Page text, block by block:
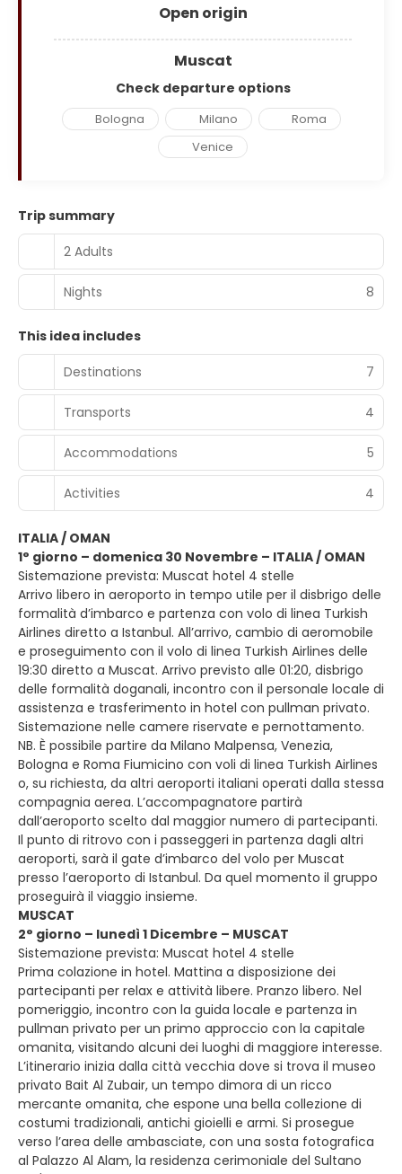
Open origin
Muscat
Check departure options
Bologna Milano
Roma
Venice
Trip summary
2 Adults
Nights 8
This idea includes
Destinations
7
Transports 4
Accommodations 5
Activities 4
ITALIA / OMAN
1° giorno – domenica 30 Novembre – ITALIA / OMAN
Sistemazione prevista: Muscat hotel 4 stelle
Arrivo libero in aeroporto in tempo utile per il disbrigo delle
formalità d’imbarco e partenza con volo di linea Turkish
Airlines diretto a Istanbul. All’arrivo, cambio di aeromobile
e proseguimento con il volo di linea Turkish Airlines delle
19:30 diretto a Muscat. Arrivo previsto alle 01:20, disbrigo
delle formalità doganali, incontro con il personale locale di
assistenza e trasferimento in hotel con pullman privato.
Sistemazione nelle camere riservate e pernottamento.
NB. È possibile partire da Milano Malpensa, Venezia,
Bologna e Roma Fiumicino con voli di linea Turkish Airlines
o, su richiesta, da altri aeroporti italiani operati dalla stessa
compagnia aerea. L’accompagnatore partirà
dall’aeroporto scelto dal maggior numero di partecipanti.
Il punto di ritrovo con i passeggeri in partenza dagli altri
aeroporti, sarà il gate d’imbarco del volo per Muscat
presso l’aeroporto di Istanbul. Da quel momento il gruppo
proseguirà il viaggio insieme.
MUSCAT
2° giorno – lunedì 1 Dicembre – MUSCAT
Sistemazione prevista: Muscat hotel 4 stelle
Prima colazione in hotel. Mattina a disposizione dei
partecipanti per relax e attività libere. Pranzo libero. Nel
pomeriggio, incontro con la guida locale e partenza in
pullman privato per un primo approccio con la capitale
omanita, visitando alcuni dei luoghi di maggiore interesse.
L’itinerario inizia dalla città vecchia dove si trova il museo
privato Bait Al Zubair, un tempo dimora di un ricco
mercante omanita, che espone una bella collezione di
costumi tradizionali, antichi gioielli e armi. Si prosegue
verso l’area delle ambasciate, con una sosta fotografica
al Palazzo Al Alam, la residenza cerimoniale del Sultano